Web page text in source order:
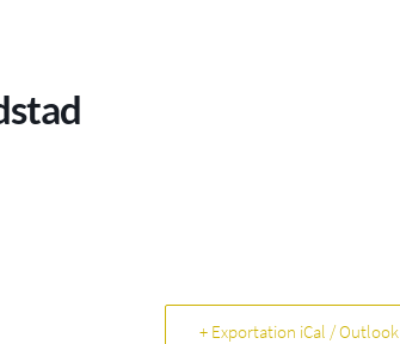
+ Exportation iCal / Outlook